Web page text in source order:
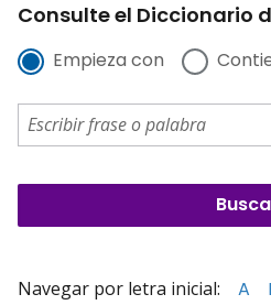
Consulte el Diccionario
Empieza con
Navegar por letra inicial: A